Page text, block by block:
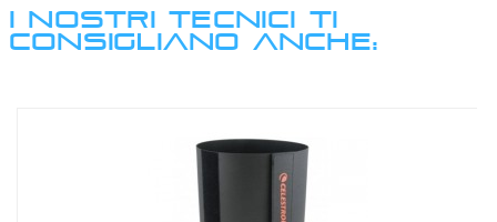
I NOSTRI TECNICI TI
CONSIGLIANO ANCHE: